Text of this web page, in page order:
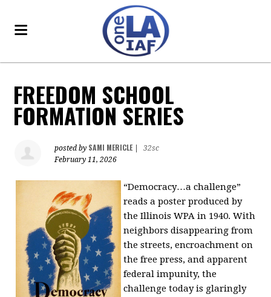
FREEDOM SCHOOL
FORMATION SERIES
posted by SAMI MERICLE|
32sc
February 11, 2026
“Democracy…a challenge”
reads a poster produced by
the Illinois WPA in 1940. With
neighbors disappearing from
the streets, encroachment on
the free press, and apparent
federal impunity, the
challenge today is glaringly